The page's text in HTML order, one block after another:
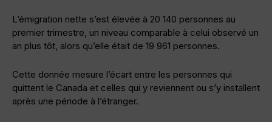
L’émigration nette s’est élevée à 20 140 personnes au
premier trimestre, un niveau comparable à celui observé un
an plus tôt, alors qu’elle était de 19 961 personnes.
Cette donnée mesure l’écart entre les personnes qui
quittent le Canada et celles qui y reviennent ou s’y installent
après une période à l’étranger.